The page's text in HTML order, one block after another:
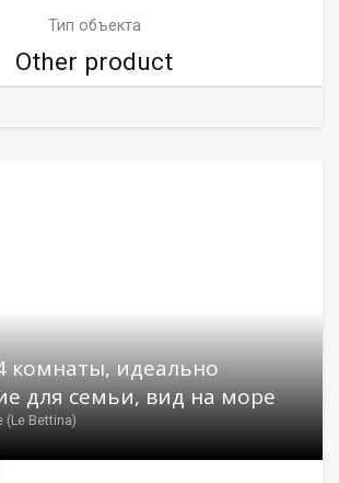
Тип объекта
Other product
комнаты, идеально
для семьи, вид на море
(Le Bettina)